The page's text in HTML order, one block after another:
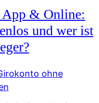
App & Online:
und wer ist
ohne